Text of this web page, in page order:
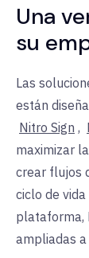
Una
su
Las
están
Nitro Sign ,
maximizar
crear flujos
ciclo de
plataforma,
ampliadas a